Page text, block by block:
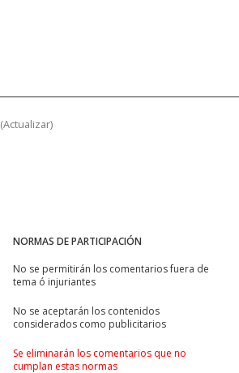
(Actualizar)
NORMAS DE PARTICIPACIÓN
No se permitirán los comentarios fuera de
tema ó injuriantes
No se aceptarán los contenidos
considerados como publicitarios
Se eliminarán los comentarios que no
cumplan estas normas